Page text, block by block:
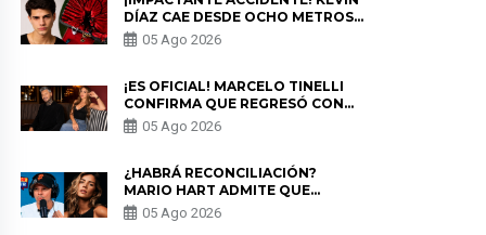
DÍAZ CAE DESDE OCHO METROS
EN “ESTO ES GUERRA” Y GENERA
PREOCUPACIÓN
05 Ago 2026
¡ES OFICIAL! MARCELO TINELLI
CONFIRMA QUE REGRESÓ CON
MILETT FIGUEROA: “EL AMOR
PUDO MÁS”
05 Ago 2026
¿HABRÁ RECONCILIACIÓN?
MARIO HART ADMITE QUE
PODRÍA VOLVER CON KORINA
RIVADENEIRA: “NO LE CERRARÍA
05 Ago 2026